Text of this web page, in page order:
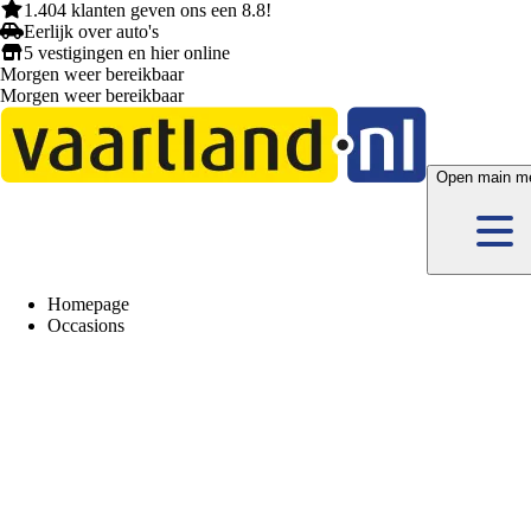
1.404 klanten geven ons een 8.8!
Eerlijk over auto's
5 vestigingen en hieronline
Morgen weer bereikbaar
Morgen weer bereikbaar
Open main
Homepage
Occasions